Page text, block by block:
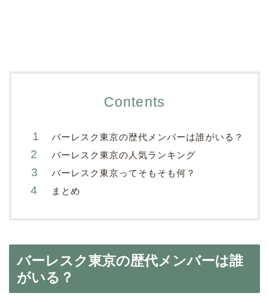
Contents
バーレスク東京の歴代メンバーは誰がいる？
バーレスク東京の人気ランキング
バーレスク東京ってそもそも何？
まとめ
バーレスク東京の歴代メンバーは誰
がいる？